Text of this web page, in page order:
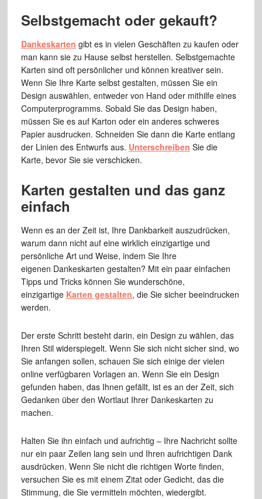
Selbstgemacht oder gekauft?
Dankeskarten gibt es in vielen Geschäften zu kaufen oder
man kann sie zu Hause selbst herstellen. Selbstgemachte
Karten sind oft persönlicher und können kreativer sein.
Wenn Sie Ihre Karte selbst gestalten, müssen Sie ein
Design auswählen, entweder von Hand oder mithilfe eines
Computerprogramms. Sobald Sie das Design haben,
müssen Sie es auf Karton oder ein anderes schweres
Papier ausdrucken. Schneiden Sie dann die Karte entlang
der Linien des Entwurfs aus. Unterschreiben Sie die
Karte, bevor Sie sie verschicken.
Karten gestalten und das ganz
einfach
Wenn es an der Zeit ist, Ihre Dankbarkeit auszudrücken,
warum dann nicht auf eine wirklich einzigartige und
persönliche Art und Weise, indem Sie Ihre
eigenen Dankeskarten gestalten? Mit ein paar einfachen
Tipps und Tricks können Sie wunderschöne,
einzigartige Karten gestalten, die Sie sicher beeindrucken
werden.
Der erste Schritt besteht darin, ein Design zu wählen, das
Ihren Stil widerspiegelt. Wenn Sie sich nicht sicher sind, wo
Sie anfangen sollen, schauen Sie sich einige der vielen
online verfügbaren Vorlagen an. Wenn Sie ein Design
gefunden haben, das Ihnen gefällt, ist es an der Zeit, sich
Gedanken über den Wortlaut Ihrer Dankeskarten zu
machen.
Halten Sie ihn einfach und aufrichtig – Ihre Nachricht sollte
nur ein paar Zeilen lang sein und Ihren aufrichtigen Dank
ausdrücken. Wenn Sie nicht die richtigen Worte finden,
versuchen Sie es mit einem Zitat oder Gedicht, das die
Stimmung, die Sie vermitteln möchten, wiedergibt.